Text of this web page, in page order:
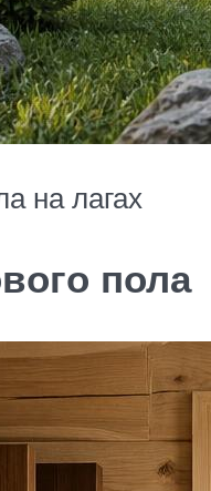
на лагах
пола